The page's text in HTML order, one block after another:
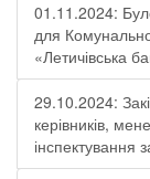
01.11.2024:
для
«Летичівська
29.10.2024:
керівників,